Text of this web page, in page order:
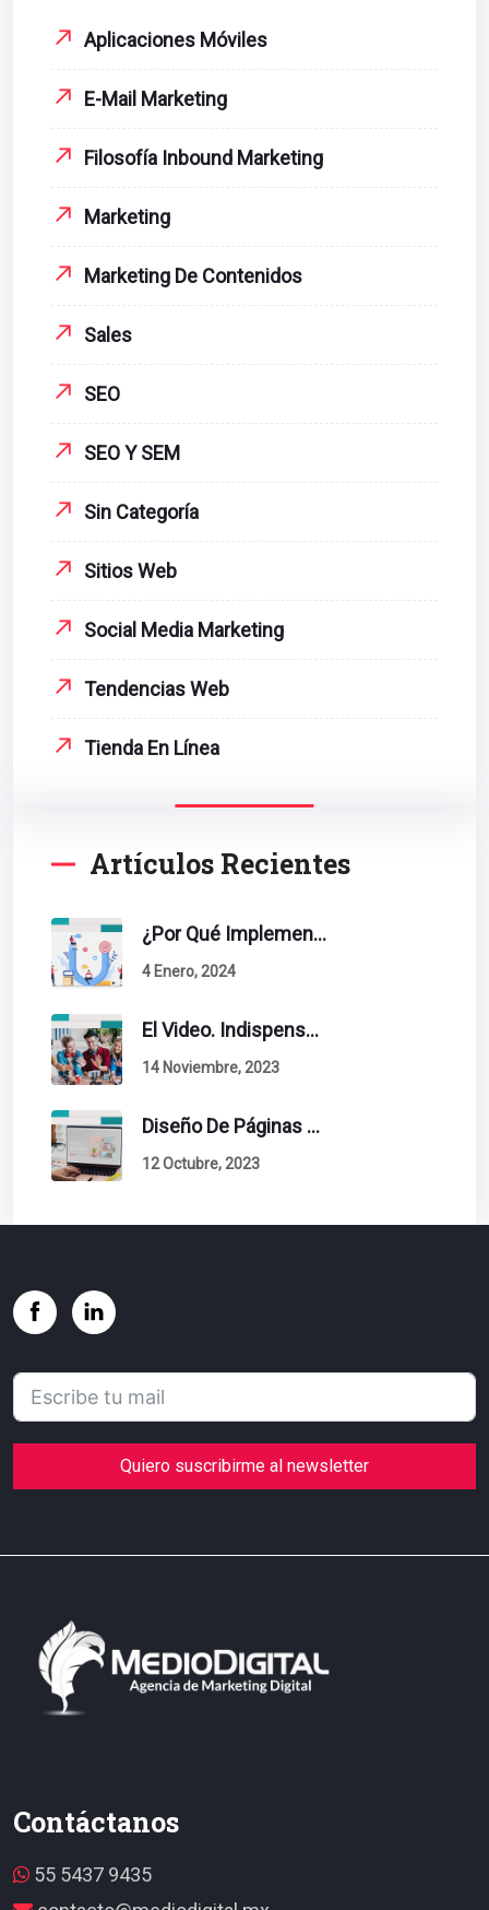
Aplicaciones Móviles
E-Mail Marketing
Filosofía Inbound Marketing
Marketing
Marketing De Contenidos
Sales
SEO
SEO Y SEM
Sin Categoría
Sitios Web
Social Media Marketing
Tendencias Web
Tienda En Línea
Artículos Recientes
¿Por Qué Implementar La Metodología Inbound Marketing En Tu Empresa?
4 Enero, 2024
El Video. Indispensable En Tu Estrategia De Contenidos.
14 Noviembre, 2023
Diseño De Páginas Web. Esto Debe Tener Un Sitio Exitoso.
12 Octubre, 2023
Quiero suscribirme al newsletter
Contáctanos
55 5437 9435